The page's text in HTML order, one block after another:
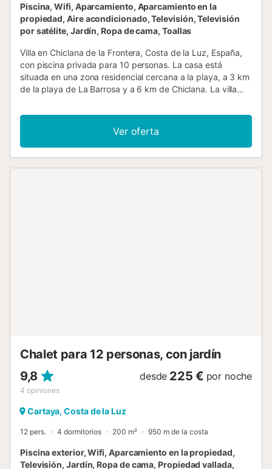
Piscina, Wifi, Aparcamiento, Aparcamiento en la
propiedad, Aire acondicionado, Televisión, Televisión
por satélite, Jardín, Ropa de cama, Toallas
Villa en Chiclana de la Frontera, Costa de la Luz, España,
con piscina privada para 10 personas. La casa está
situada en una zona residencial cercana a la playa, a 3 km
de la playa de La Barrosa y a 6 km de Chiclana. La villa
niveles. El alojamiento ofrece un jardín con césped y
árboles. La proximidad a la playa, tiendas, actividades
deportivas, instalaciones de entretenimiento, lugares de
ocio, sitios de interés y cultura hacen de esta villa un
Ver oferta
Chalet para 12 personas, con jardín
9,8
4 opiniones
desde 225 € por noche
Cartaya, Costa de la Luz
12 pers. 4 dormitorios 200 m² 950 m de la costa
Piscina exterior, Wifi, Aparcamiento en la propiedad,
Televisión, Jardín, Ropa de cama, Propiedad vallada,